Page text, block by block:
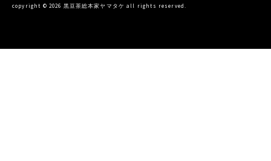
copyright © 2026 黒豆茶総本家ヤマタケ all rights reserved.